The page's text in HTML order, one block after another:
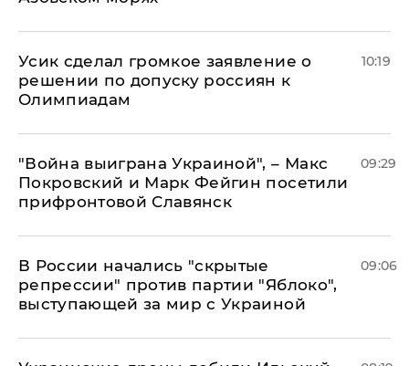
Усик сделал громкое заявление о
решении по допуску россиян к
Олимпиадам
10:19
"Война выиграна Украиной", – Макс
Покровский и Марк Фейгин посетили
прифронтовой Славянск
09:29
В России начались "скрытые
репрессии" против партии "Яблоко",
выступающей за мир с Украиной
09:06